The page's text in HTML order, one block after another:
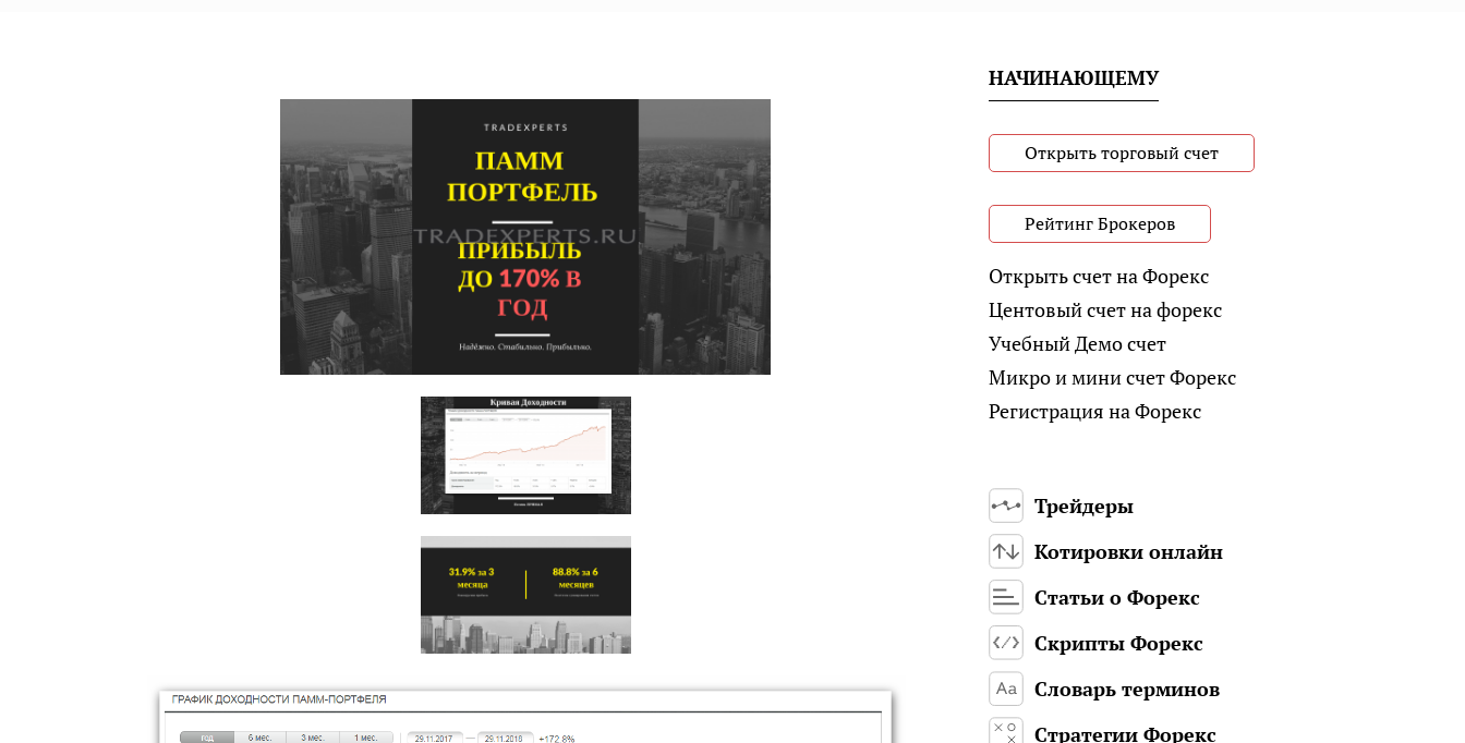
НАЧИНАЮЩЕМУ
Открыть торговый счет
Рейтинг Брокеров
Открыть счет на Форекс
Центовый счет на форекс
Учебный Демо счет
Микро и мини счет Форекс
Регистрация на Форекс
Трейдеры
Котировки онлайн
Статьи о Форекс
Скрипты Форекс
Словарь терминов
Стратегии Форекс